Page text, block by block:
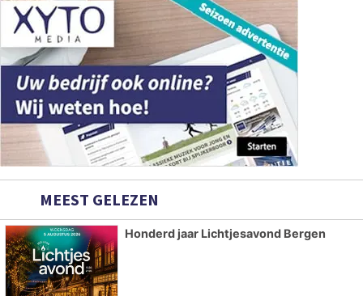
MEEST GELEZEN
Honderd jaar Lichtjesavond Bergen